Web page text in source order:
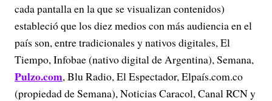
cada pantalla en la que se visualizan contenidos)
estableció que los diez medios con más audiencia en el
país son, entre tradicionales y nativos digitales, El
Tiempo, Infobae (nativo digital de Argentina), Semana,
Pulzo.com, Blu Radio, El Espectador, Elpaís.com.co
(propiedad de Semana), Noticias Caracol, Canal RCN y